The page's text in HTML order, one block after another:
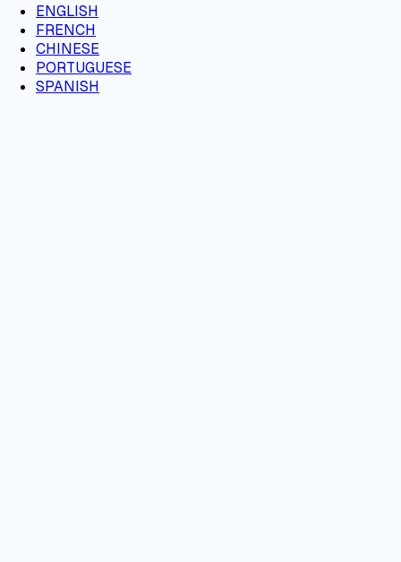
ENGLISH
FRENCH
CHINESE
PORTUGUESE
SPANISH